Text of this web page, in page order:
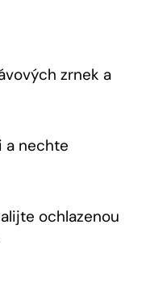
zrnek a
a nechte
ochlazenou